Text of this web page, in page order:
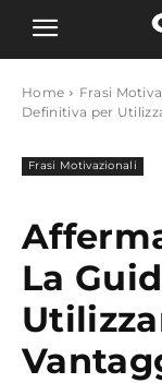
Home Frasi
Definitiva per
Frasi Motivazionali
La